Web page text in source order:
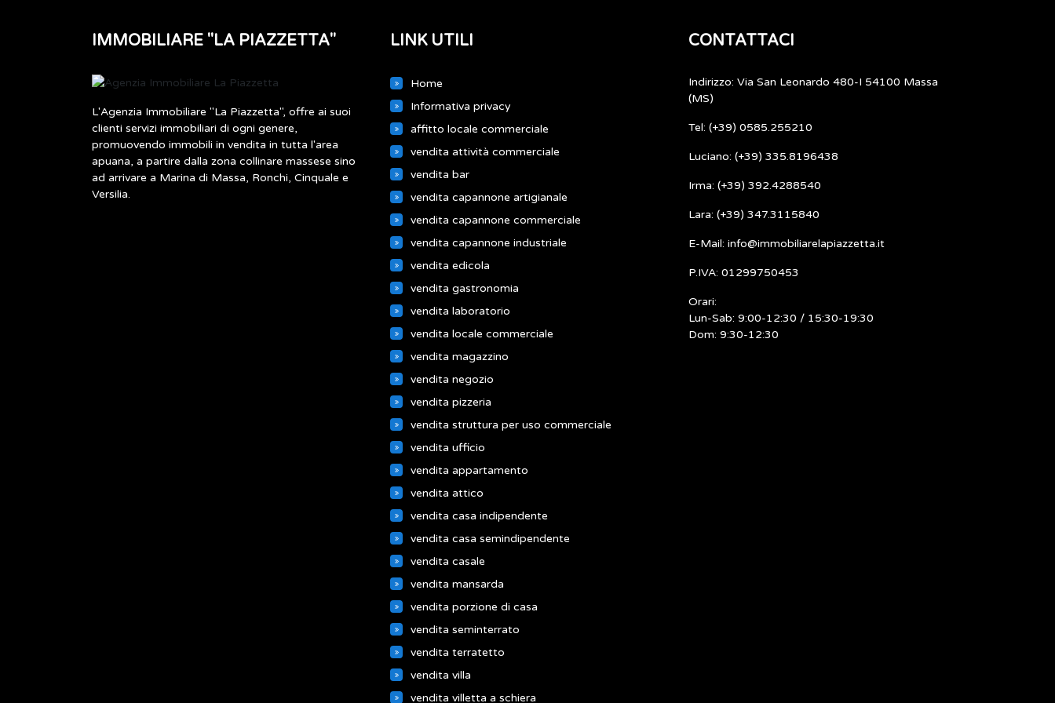
IMMOBILIARE "LA PIAZZETTA"
L'Agenzia Immobiliare "La Piazzetta", offre ai suoi
clienti servizi immobiliari di ogni genere,
promuovendo immobili in vendita in tutta l'area
apuana, a partire dalla zona collinare massese sino
ad arrivare a Marina di Massa, Ronchi, Cinquale e
Versilia.
LINK UTILI
Home
Informativa privacy
affitto locale commerciale
vendita attività commerciale
vendita bar
vendita capannone artigianale
vendita capannone commerciale
vendita capannone industriale
vendita edicola
vendita gastronomia
vendita laboratorio
vendita locale commerciale
vendita magazzino
vendita negozio
vendita pizzeria
vendita struttura per uso commerciale
vendita ufficio
vendita appartamento
vendita attico
vendita casa indipendente
vendita casa semindipendente
vendita casale
vendita mansarda
vendita porzione di casa
vendita seminterrato
vendita terratetto
vendita villa
vendita villetta a schiera
CONTATTACI
Indirizzo: Via San Leonardo 480-I 54100 Massa
(MS)
Tel: (+39) 0585.255210
Luciano: (+39) 335.8196438
Irma: (+39) 392.4288540
Lara: (+39) 347.3115840
E-Mail: info@immobiliarelapiazzetta.it
P.IVA: 01299750453
Orari:
Lun-Sab: 9:00-12:30 / 15:30-19:30
Dom: 9:30-12:30